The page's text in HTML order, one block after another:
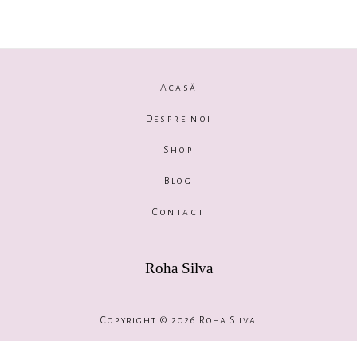
Acasă
Despre noi
Shop
Blog
Contact
Roha Silva
Copyright © 2026 Roha Silva